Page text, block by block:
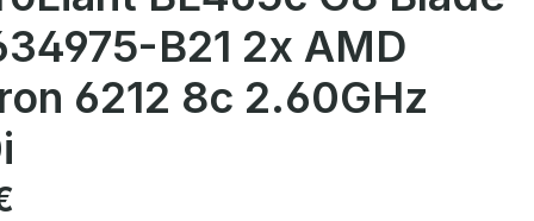
B21 2x AMD
6212 8c 2.60GHz